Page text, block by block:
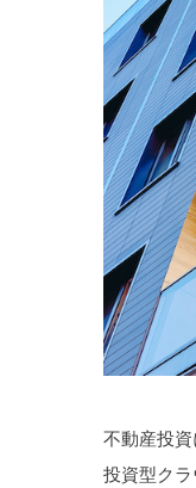
不動産投
投資型ク